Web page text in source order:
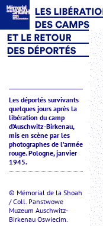
Les déportés survivants
quelques jours après la
libération du camp
d’Auschwitz-Birkenau,
mis en scène par les
photographes de l’armée
rouge. Pologne, janvier
1945.
© Mémorial de la Shoah
/ Coll. Panstwowe
Muzeum Auschwitz-
Birkenau Oswiecim.